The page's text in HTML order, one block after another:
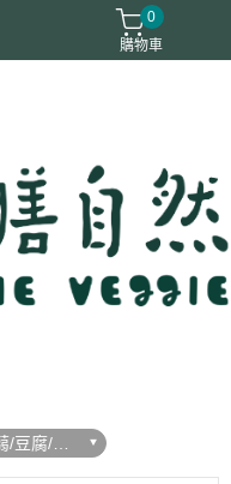
0
購物車
/豆腐/火